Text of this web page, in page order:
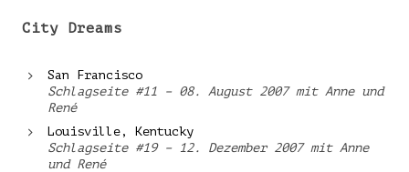
City Dreams
San Francisco
Schlagseite #11 – 08. August 2007 mit Anne und
René
Louisville, Kentucky
Schlagseite #19 – 12. Dezember 2007 mit Anne
und René